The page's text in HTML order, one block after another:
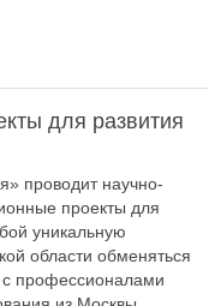
для развития
проводит научно-
проекты для
уникальную
области обменяться
с профессионалами